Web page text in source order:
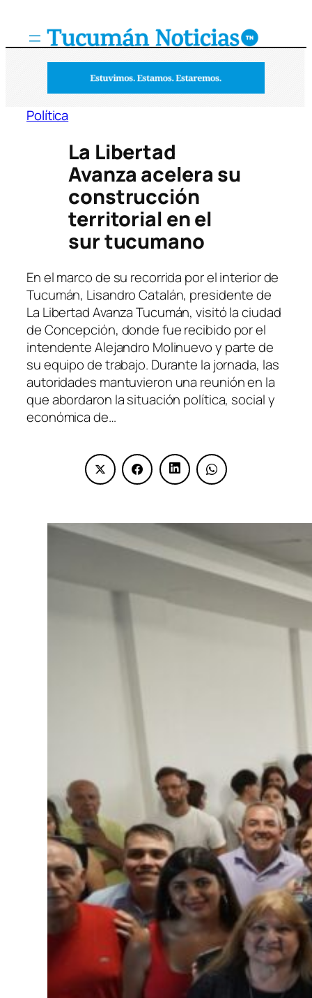
Política
La Libertad
Avanza acelera su
construcción
territorial en el
sur tucumano
En el marco de su recorrida por el interior de
Tucumán, Lisandro Catalán, presidente de
La Libertad Avanza Tucumán, visitó la ciudad
de Concepción, donde fue recibido por el
intendente Alejandro Molinuevo y parte de
su equipo de trabajo. Durante la jornada, las
autoridades mantuvieron una reunión en la
que abordaron la situación política, social y
económica de…